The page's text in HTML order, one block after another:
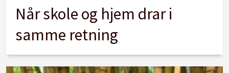
Når skole og hjem drar i
samme retning